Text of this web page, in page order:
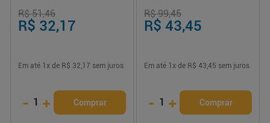
R$ 51,46
R$ 32,17
Em até 1 x de R$ 32,17 sem juros
- 1 + Comprar
R$ 99,45
R$ 43,45
Em até 1 x de R$ 43,45 sem juros
- 1 + Comprar